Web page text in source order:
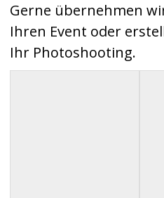
Gerne übernehmen
Ihren Event oder
Ihr Photoshooting.